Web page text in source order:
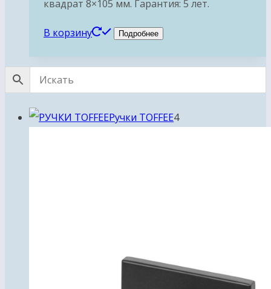
квадрат 8×105 мм. Гарантия: 5 лет.
В корзину Подробнее
Ручки TOFFEE44